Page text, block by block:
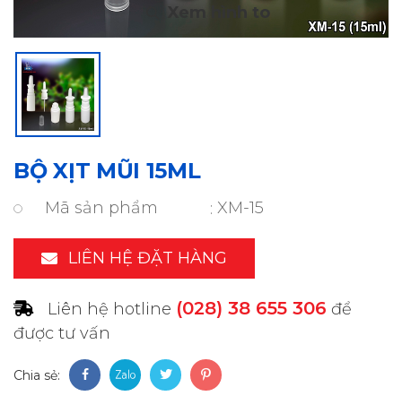
BỘ XỊT MŨI 15ML
Mã sản phẩm XM-15
LIÊN HỆ ĐẶT HÀNG
Liên hệ hotline (028) 38 655 306 để
được tư vấn
Chia sẻ: